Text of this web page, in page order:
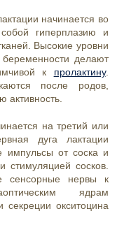
начинается во
гиперплазию и
Высокие уровни
делают
к пролактину.
после родов,
активность.
на третий или
дуга лактации
импульсы от соска и
сосков.
сенсорные нервы к
ядрам
секреции окситоцина